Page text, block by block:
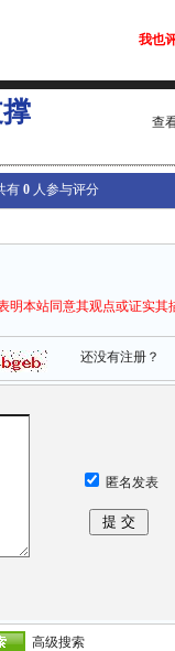
我也
查
有 0 人参与评分
明本站同意其观点或证实其
还没有注册？
匿名发表
高级搜索